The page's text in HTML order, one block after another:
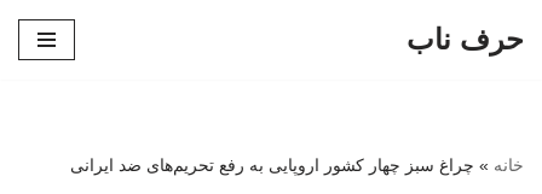
حرف ناب
خانه » چراغ سبز چهار کشور اروپایی به رفع تحریم‌های ضد ایرانی